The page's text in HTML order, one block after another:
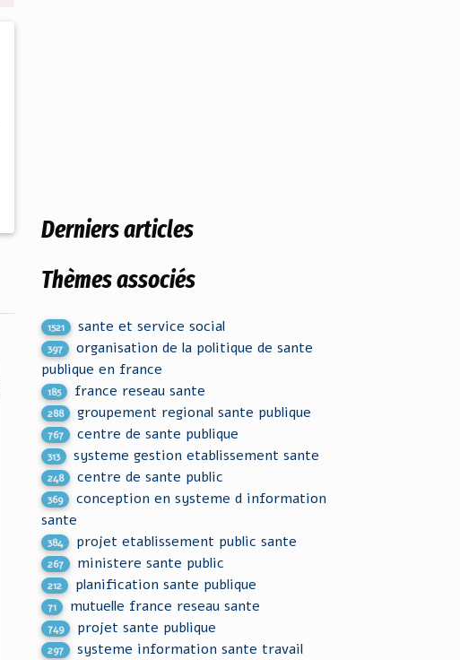
Derniers articles
Thèmes associés
1521 sante et service social
397
organisation de la politique de sante
publique en france
185 france reseau sante
288 groupement regional sante publique
767 centre de sante publique
313 systeme gestion etablissement sante
248 centre de sante public
369
conception en systeme d information
sante
384 projet etablissement public sante
267 ministere sante public
212 planification sante publique
71 mutuelle france reseau sante
749 projet sante publique
297 systeme information sante travail